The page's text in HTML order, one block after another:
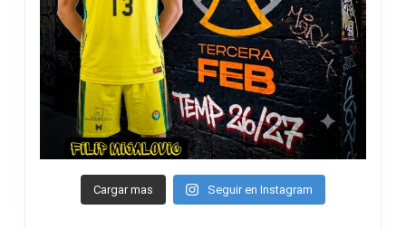
Cargar mas Seguir en Instagram